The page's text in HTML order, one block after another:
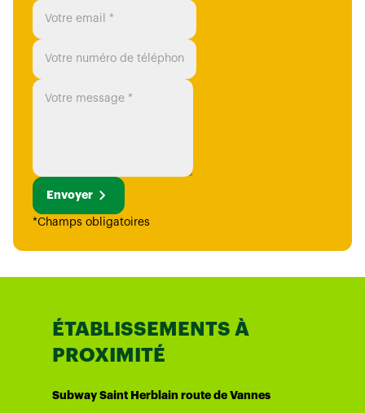
Envoyer
*Champs obligatoires
ÉTABLISSEMENTS À
PROXIMITÉ
Subway Saint Herblain route de Vannes